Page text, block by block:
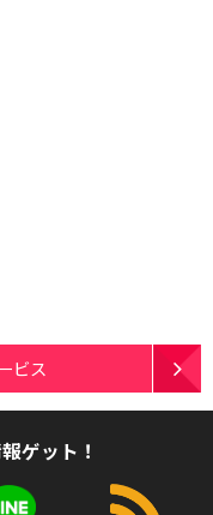
ビス
ゲット！